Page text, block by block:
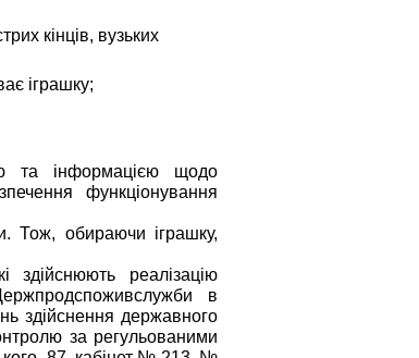
кінців, вузьких
іграшку;
та інформацією щодо
функціонування
Тож, обираючи іграшку,
здійснюють реалізацію
в
здійснення державного
за регульованими